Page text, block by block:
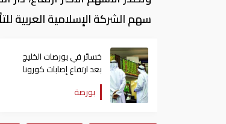
سهم الشركة الإسلامية العربية للتأمين – سلامة، بنسبة
خسائر في بورصات الخليج
بعد ارتفاع إصابات كورونا
بالكويت والبحرين
بورصة